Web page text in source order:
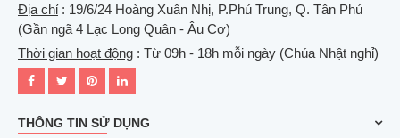
Địa chỉ: 19/6/24 Hoàng Xuân Nhị, P.Phú Trung, Q. Tân Phú
(Gần ngã 4 Lạc Long Quân - Âu Cơ)
Thời gian hoạt động : Từ 09h - 18h mỗi ngày (Chúa Nhật nghỉ)
THÔNG TIN SỬ DỤNG